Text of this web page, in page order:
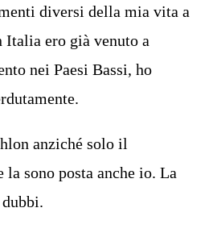
diversi della mia vita a
ero già venuto a
nei Paesi Bassi, ho
anziché solo il
sono posta anche io. La